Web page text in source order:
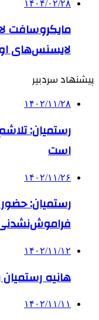
۱۴۰۴/۰۲/۲۸
مایکروسافت
لایسنس‌های
پیشنهاد سردبیر
۱۴۰۲/۱۱/۲۸
رستمیان:
است
۱۴۰۲/۱۱/۲۶
رستمیان:
۱۴۰۲/۱۱/۱۲
هانیه
۱۴۰۲/۱۱/۱۱